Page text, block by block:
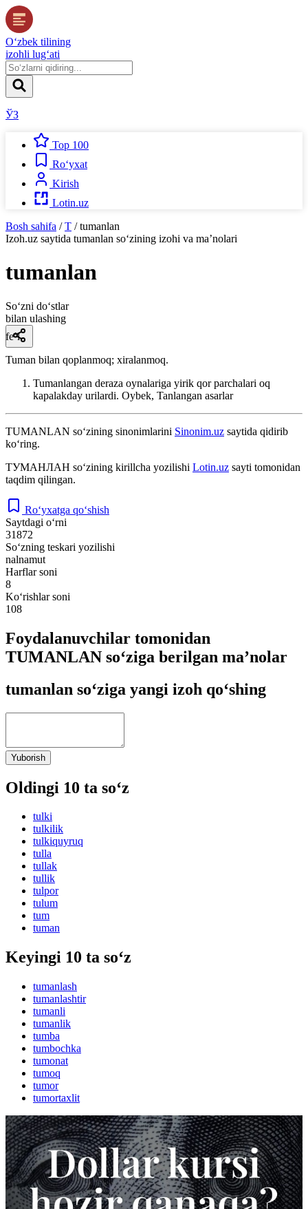
O‘zbek tilining
izohli lug‘ati
ЎЗ
Top 100
Ro‘yxat
Kirish
Lotin.uz
Bosh sahifa / T / tumanlan
Izoh.uz saytida tumanlan so‘zining izohi va ma’nolari
tumanlan
So‘zni do‘stlar
bilan ulashing
fe’l
Tuman bilan qoplanmoq; xiralanmoq.
Tumanlangan deraza oynalariga yirik qor parchalari oq
kapalakday urilardi. Oybek, Tanlangan asarlar
TUMANLAN so‘zining sinonimlarini Sinonim.uz saytida qidirib
ko‘ring.
ТУМАНЛАН so‘zining kirillcha yozilishi Lotin.uz sayti tomonidan
taqdim qilingan.
Ro‘yxatga qo‘shish
Saytdagi o‘rni
31872
So‘zning teskari yozilishi
nalnamut
Harflar soni
8
Ko‘rishlar soni
108
Foydalanuvchilar tomonidan
TUMANLAN so‘ziga berilgan ma’nolar
tumanlan so‘ziga yangi izoh qo‘shing
Yuborish
Oldingi 10 ta so‘z
tulki
tulkilik
tulkiquyruq
tulla
tullak
tullik
tulpor
tulum
tum
tuman
Keyingi 10 ta so‘z
tumanlash
tumanlashtir
tumanli
tumanlik
tumba
tumbochka
tumonat
tumoq
tumor
tumortaxlit